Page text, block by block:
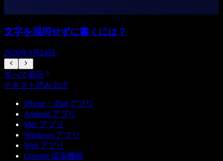
文字を混同せずに書くには？
2026年3月24日
すべて表示
テキスト読み上げ
iPhone・iPad アプリ
Android アプリ
Mac アプリ
Windows アプリ
Web アプリ
Chrome 拡張機能